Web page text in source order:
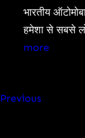
भारतीय
हमेशा से सबसे
more
Previous